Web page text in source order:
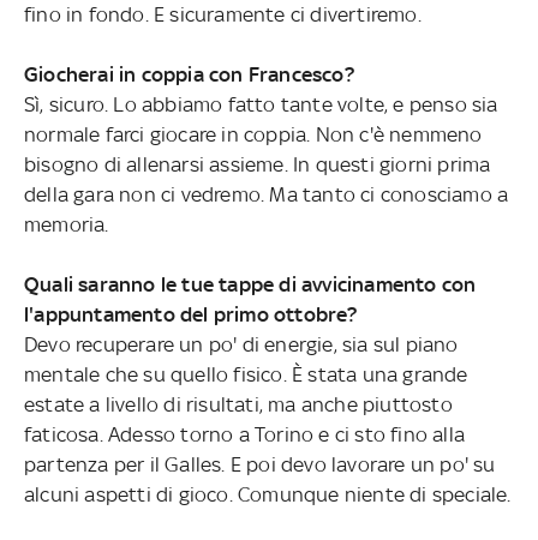
fino in fondo. E sicuramente ci divertiremo.
Giocherai in coppia con Francesco?
Sì, sicuro. Lo abbiamo fatto tante volte, e penso sia
normale farci giocare in coppia. Non c'è nemmeno
bisogno di allenarsi assieme. In questi giorni prima
della gara non ci vedremo. Ma tanto ci conosciamo a
memoria.
Quali saranno le tue tappe di avvicinamento con
l'appuntamento del primo ottobre?
Devo recuperare un po' di energie, sia sul piano
mentale che su quello fisico. È stata una grande
estate a livello di risultati, ma anche piuttosto
faticosa. Adesso torno a Torino e ci sto fino alla
partenza per il Galles. E poi devo lavorare un po' su
alcuni aspetti di gioco. Comunque niente di speciale.